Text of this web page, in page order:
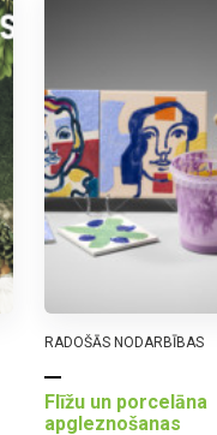
RADOŠĀS NODARBĪBAS
Flīžu un porcelāna
apgleznošanas